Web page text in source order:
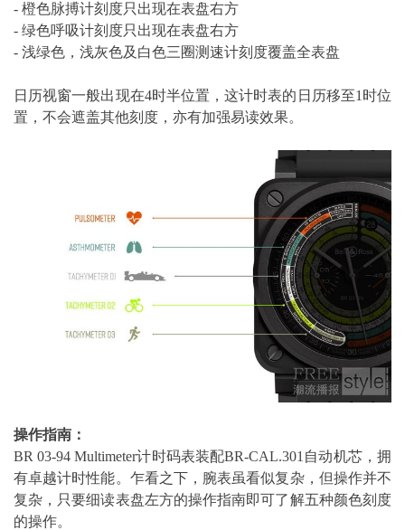
- 橙色脉搏计刻度只出现在表盘右方
- 绿色呼吸计刻度只出现在表盘右方
- 浅绿色，浅灰色及白色三圈测速计刻度覆盖全表盘
日历视窗一般出现在4时半位置，这计时表的日历移至1时位
置，不会遮盖其他刻度，亦有加强易读效果。
操作指南：
BR 03-94 Multimeter计时码表装配BR-CAL.301自动机芯，拥
有卓越计时性能。乍看之下，腕表虽看似复杂，但操作并不
复杂，只要细读表盘左方的操作指南即可了解五种颜色刻度
的操作。